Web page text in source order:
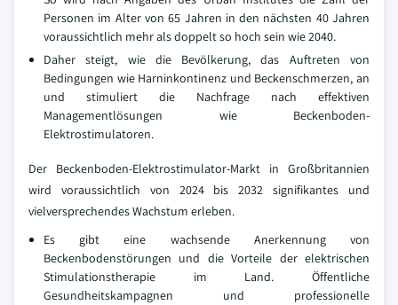
Personen im Alter von 65 Jahren in den nächsten 40 Jahren
voraussichtlich mehr als doppelt so hoch sein wie 2040.
Daher steigt, wie die Bevölkerung, das Auftreten von
Bedingungen wie Harninkontinenz und Beckenschmerzen, an
und stimuliert die Nachfrage nach effektiven
Managementlösungen wie Beckenboden-
Elektrostimulatoren.
Der Beckenboden-Elektrostimulator-Markt in Großbritannien
wird voraussichtlich von 2024 bis 2032 signifikantes und
vielversprechendes Wachstum erleben.
Es gibt eine wachsende Anerkennung von
Beckenbodenstörungen und die Vorteile der elektrischen
Stimulationstherapie im Land. Öffentliche
Gesundheitskampagnen und professionelle